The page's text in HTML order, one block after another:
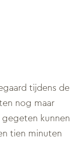
tijdens de
nog maar
kunnen
tien minuten